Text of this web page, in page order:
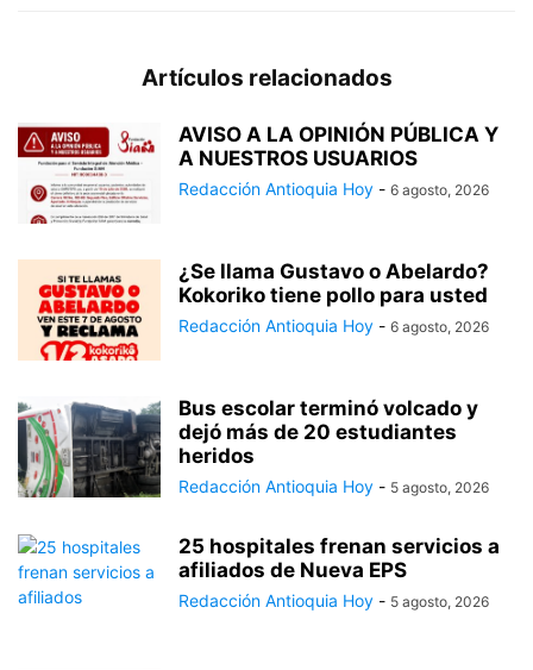
Artículos relacionados
AVISO A LA OPINIÓN PÚBLICA Y
A NUESTROS USUARIOS
Redacción Antioquia Hoy - 6 agosto, 2026
¿Se llama Gustavo o Abelardo?
Kokoriko tiene pollo para usted
Redacción Antioquia Hoy - 6 agosto, 2026
Bus escolar terminó volcado y
dejó más de 20 estudiantes
heridos
Redacción Antioquia Hoy - 5 agosto, 2026
25 hospitales frenan servicios a
afiliados de Nueva EPS
Redacción Antioquia Hoy - 5 agosto, 2026